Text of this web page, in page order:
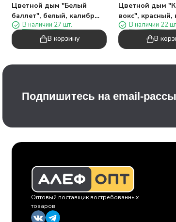
Цветной дым "Белый
баллет", белый, калибр
135", 40сек, 11,5см)
В наличии 27 шт.
В корзину
Цветной дым
вокс", красный,
135", 40сек,
В наличии 22
В
Подпишитесь на email-
Оптовый поставщик востребованных
товаров